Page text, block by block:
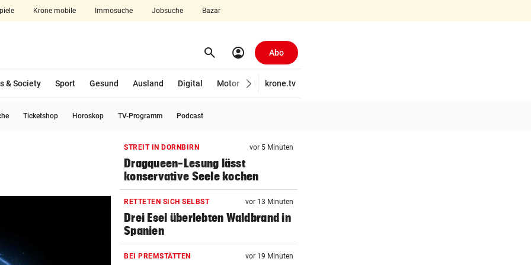
Krone mobile Immosuche Jobsuche Bazar
aufklappen search Suchen
account_circle Abo
& Society Sport Gesund Ausland Digital Motor Wirtschaft
krone.tv
Ticketshop Horoskop TV-Programm Podcast
STREIT IN DORNBIRN vor 5 Minuten
Dragqueen-Lesung lässt
konservative Seele kochen
RETTETEN SICH SELBST vor 13 Minuten
Drei Esel überlebten Waldbrand in
Spanien
BEI PREMSTÄTTEN vor 19 Minuten